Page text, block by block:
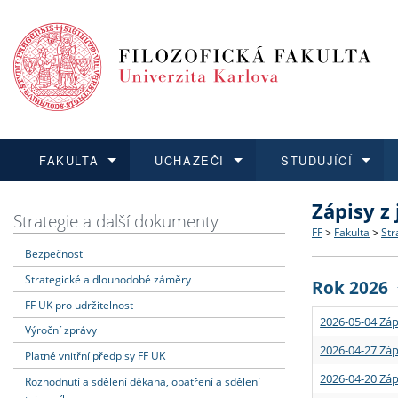
FAKULTA
Dozvědět se více
Struktura
Strategie
Podpora
UCHAZEČI
Podat přihlášku
Co
Učitelské
STUDUJÍCÍ
Dozvědět se více
Rigorózní
Dozvědět se více
O vědě a
Granty a
Dozvědět se více
Aktuální
Strategie a další dokumenty
Bezpečnost
Strategické a dlouhodobé záměry
FF UK pro udržitelnost
Výroční zprávy
Platné vnitřní předpisy FF UK
Rozhodnutí a sdělení děkana, opatření a sdělení
Zápisy
FF > Fakulta >
Rok 2026
2026-05-04
2026-04-27
2026-04-20